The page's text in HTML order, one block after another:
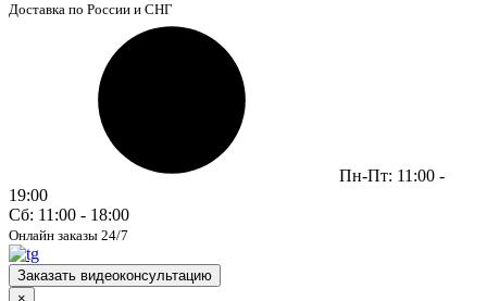
Доставка по России и СНГ
Пн-Пт: 11:00 -
19:00
Сб: 11:00 - 18:00
Онлайн заказы 24/7
Заказать видеоконсультацию